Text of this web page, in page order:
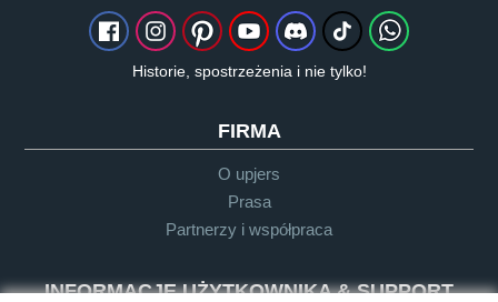
Historie, spostrzeżenia i nie tylko!
FIRMA
O upjers
Prasa
Partnerzy i współpraca
INFORMACJE UŻYTKOWNIKA & SUPPORT